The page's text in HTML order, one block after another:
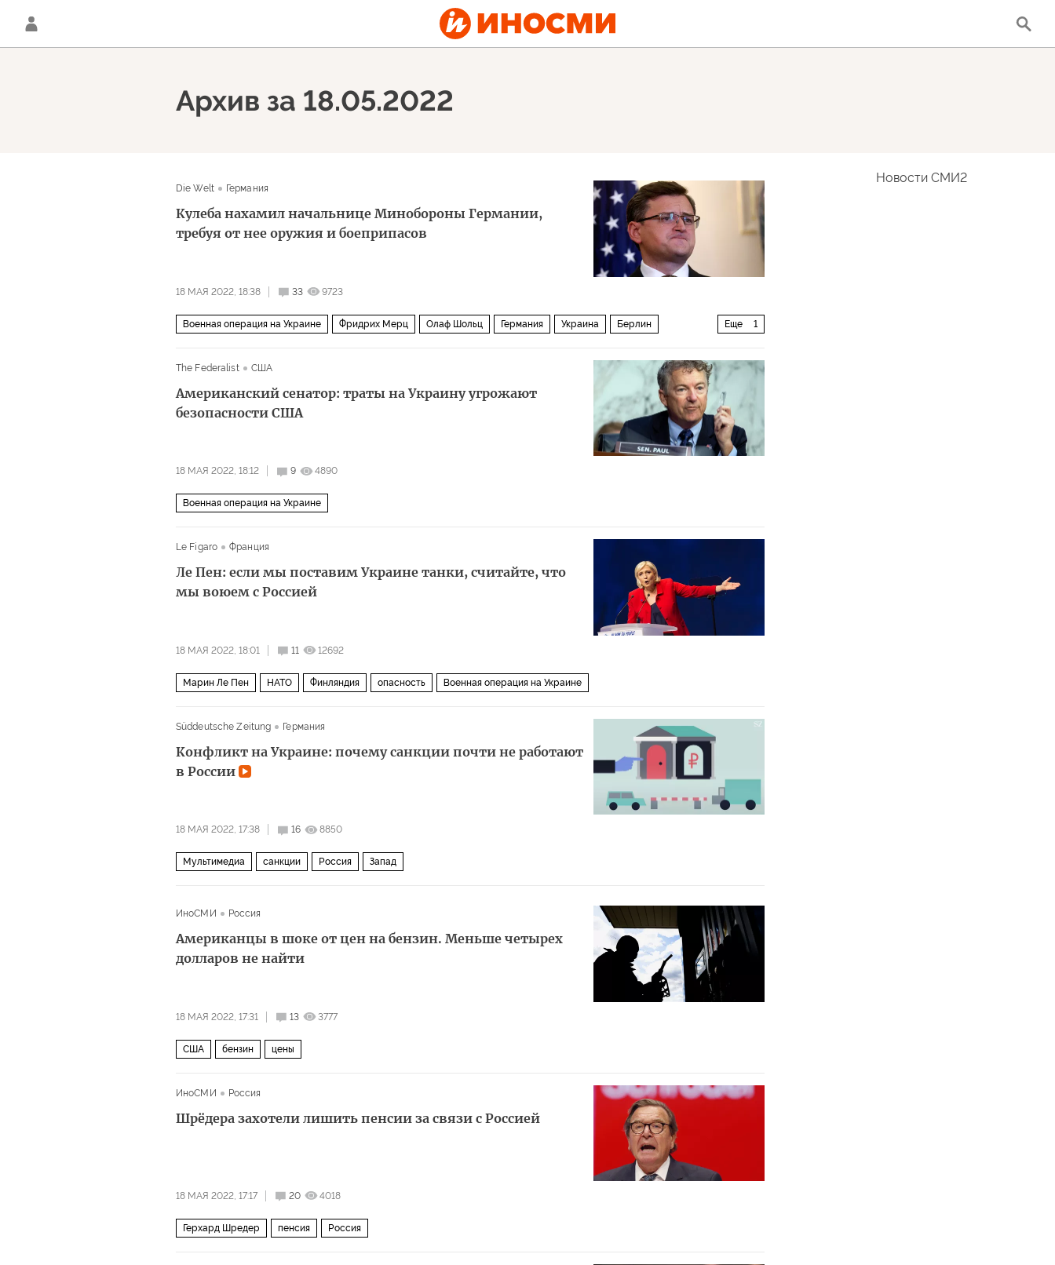
Архив за 18.05.2022
Die Welt Германия
Кулеба нахамил начальнице Минобороны Германии,
требуя от нее оружия и боеприпасов
18 МАЯ 2022, 18:38 33 9723
Еще 1
Военная операция на Украине Фридрих Мерц Олаф Шольц Германия Украина Берлин
The Federalist
США
Американский сенатор: траты на Украину угрожают
безопасности США
18 МАЯ 2022, 18:12 9 4890
Военная операция на Украине
Le Figaro Франция
Ле Пен: если мы поставим Украине танки, считайте, что
мы воюем с Россией
18 МАЯ 2022, 18:01 11 12692
Марин Ле Пен НАТО Финляндия опасность Военная операция на Украине
Süddeutsche Zeitung Германия
Конфликт на Украине: почему санкции почти не работают
в России
18 МАЯ 2022, 17:38 16 8850
Мультимедиа санкции Россия Запад
ИноСМИ Россия
Американцы в шоке от цен на бензин. Меньше четырех
долларов не найти
18 МАЯ 2022, 17:31 13 3777
США бензин цены
ИноСМИ Россия
Шрёдера захотели лишить пенсии за связи с Россией
18 МАЯ 2022, 17:17 20 4018
Герхард Шредер пенсия Россия
Новости СМИ2